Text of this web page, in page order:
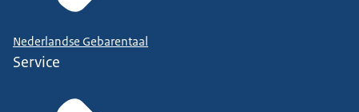
Nederlandse Gebarentaal
Service